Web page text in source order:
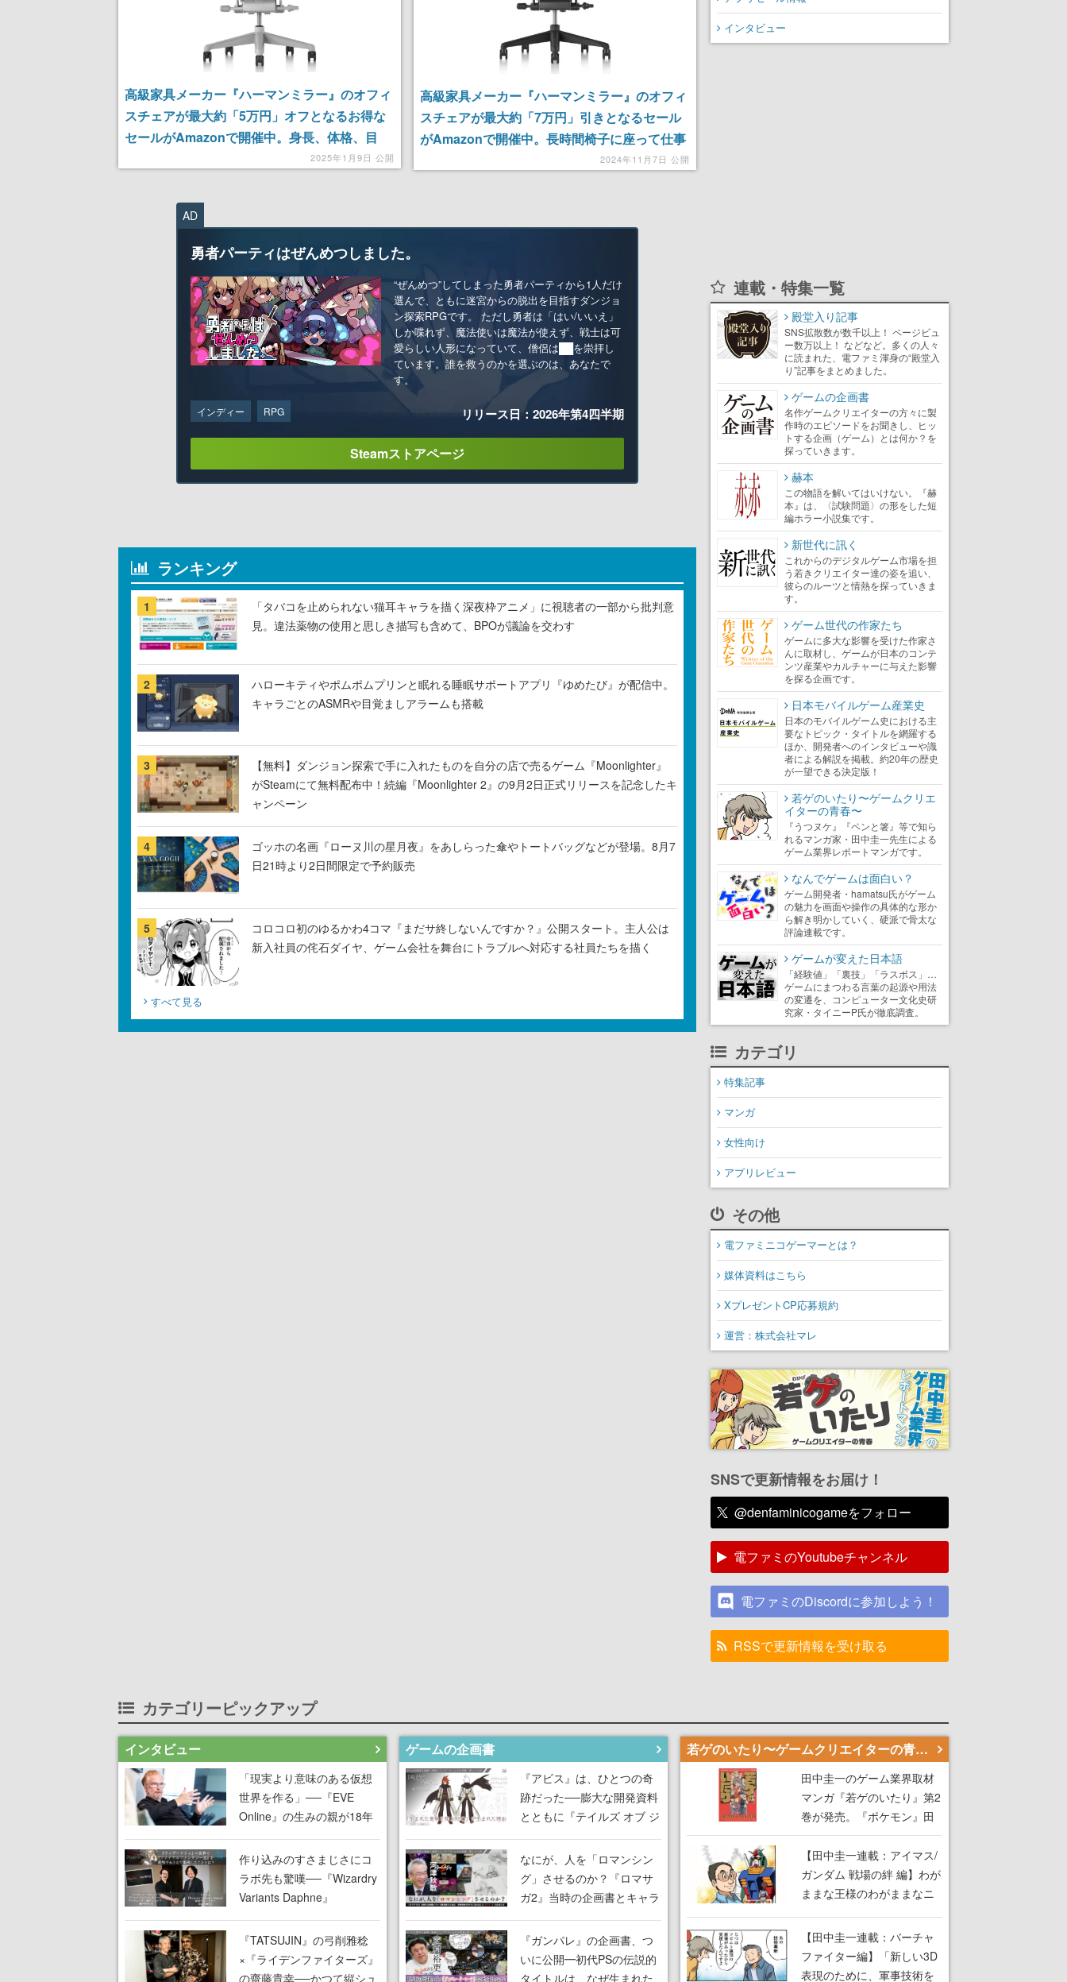
高級家具メーカー『ハーマンミラー』のオフィ
スチェアが最大約「5万円」オフとなるお得な
セールがAmazonで開催中。身長、体格、目
的、好みにジャストフィットする調節機能や、
2025年1月9日 公開
高級家具メーカー『ハーマンミラー』のオフィ
スチェアが最大約「7万円」引きとなるセール
がAmazonで開催中。長時間椅子に座って仕事
をする方におすすめな極上の作業椅子がセール
2024年11月7日 公開
AD
勇者パーティはぜんめつしました。
“ぜんめつ”してしまった勇者パーティから1人だけ
選んで、ともに迷宮からの脱出を目指すダンジョ
ン探索RPGです。 ただし勇者は「はい/いいえ」
しか喋れず、魔法使いは魔法が使えず、戦士は可
愛らしい人形になっていて、僧侶は██を崇拝し
ています。誰を救うのかを選ぶのは、あなたで
す。
インディー RPG リリース日：2026年第4四半期
Steamストアページ
ランキング
1
「タバコを止められない猫耳キャラを描く深夜枠アニメ」に視聴者の一部から批判意
見。違法薬物の使用と思しき描写も含めて、BPOが議論を交わす
2
ハローキティやポムポムプリンと眠れる睡眠サポートアプリ『ゆめたび』が配信中。
キャラごとのASMRや目覚ましアラームも搭載
3
【無料】ダンジョン探索で手に入れたものを自分の店で売るゲーム『Moonlighter』
がSteamにて無料配布中！続編『Moonlighter 2』の9月2日正式リリースを記念したキ
ャンペーン
4
ゴッホの名画『ローヌ川の星月夜』をあしらった傘やトートバッグなどが登場。8月7
日21時より2日間限定で予約販売
5
コロコロ初のゆるかわ4コマ『まだサ終しないんですか？』公開スタート。主人公は
新入社員の侘石ダイヤ、ゲーム会社を舞台にトラブルへ対応する社員たちを描く
すべて見る
インタビュー
連載・特集一覧
殿堂入り記事
SNS拡散数が数千以上！ ページビュ
ー数万以上！ などなど。多くの人々
に読まれた、電ファミ渾身の“殿堂入
り”記事をまとめました。
ゲームの企画書
名作ゲームクリエイターの方々に製
作時のエピソードをお聞きし、ヒッ
トする企画（ゲーム）とは何か？を
探っていきます。
赫本
この物語を解いてはいけない。『赫
本』は、〈試験問題〉の形をした短
編ホラー小説集です。
新世代に訊く
これからのデジタルゲーム市場を担
う若きクリエイター達の姿を追い、
彼らのルーツと情熱を探っていきま
す。
ゲーム世代の作家たち
ゲームに多大な影響を受けた作家さ
んに取材し、ゲームが日本のコンテ
ンツ産業やカルチャーに与えた影響
を探る企画です。
日本モバイルゲーム産業史
日本のモバイルゲーム史における主
要なトピック・タイトルを網羅する
ほか、開発者へのインタビューや識
者による解説を掲載。約20年の歴史
が一望できる決定版！
若ゲのいたり〜ゲームクリエ
イターの青春〜
『うつヌケ』『ペンと箸』等で知ら
れるマンガ家・田中圭一先生による
ゲーム業界レポートマンガです。
なんでゲームは面白い？
ゲーム開発者・hamatsu氏がゲーム
の魅力を画面や操作の具体的な形か
ら解き明かしていく、硬派で骨太な
評論連載です。
ゲームが変えた日本語
「経験値」「裏技」「ラスボス」…
ゲームにまつわる言葉の起源や用法
の変遷を、コンピューター文化史研
究家・タイニーP氏が徹底調査。
カテゴリ
特集記事
マンガ
女性向け
アプリレビュー
その他
電ファミニコゲーマーとは？
媒体資料はこちら
XプレゼントCP応募規約
運営：株式会社マレ
SNSで更新情報をお届け！
@denfaminicogameをフォロー
電ファミのYoutubeチャンネル
電ファミのDiscordに参加しよう！
RSSで更新情報を受け取る
カテゴリーピックアップ
インタビュー
「現実より意味のある仮想
世界を作る」──『EVE
Online』の生みの親が18年
掲げ続ける”クレイジーな宣
言”は、比喩ではなく本気だ
った
作り込みのすさまじさにコ
ラボ先も驚嘆──『Wizardry
Variants Daphne』
×『FFXI』コラボが期間限
定なのにジョブもキャラも
武器も戦闘システムもワン
オフで作り込まれた理由を
『TATSUJIN』の弓削雅稔
×『ライデンファイターズ』
の齋藤貴幸──かつて縦シュ
ゲームの企画書
『アビス』は、ひとつの奇
跡だった──膨大な開発資料
とともに『テイルズ オブ ジ
アビス』開発陣に聞く、
「生まれた意味を知る
RPG」が生まれた理由【ゲ
ームの企画書】
なにが、人を「ロマンシン
グ」させるのか？『ロマサ
ガ2』当時の企画書とキャラ
設定画から迫る、河津秋敏
がRPGに生み出した「ロマ
ン」の正体とは【ゲームの
企画書】
『ガンパレ』の企画書、つ
いに公開━初代PSの伝説的
タイトルは、なぜ生まれた
若ゲのいたり〜ゲームクリエイターの青春〜
田中圭一のゲーム業界取材
マンガ『若ゲのいたり』第2
巻が発売。『ポケモン』田
尻智さん、『ゼビウス』遠
藤雅伸さんらの貴重なエピ
ソードを収録
【田中圭一連載：アイマス/
ガンダム 戦場の絆 編】わが
ままな王様のわがままなニ
朗が貫く姿勢に、ゲームク
リエイターとしての矜持を
見た【若ゲのいたり最終
【田中圭一連載：バーチャ
ファイター編】「新しい3D
表現のために、軍事技術を